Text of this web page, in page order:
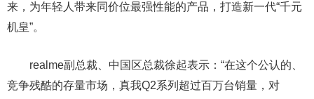
来，为年轻人带来同价位最强性能的产品，打造新一代“千元
机皇”。
realme副总裁、中国区总裁徐起表示：“在这个公认的、
竞争残酷的存量市场，真我Q2系列超过百万台销量，对